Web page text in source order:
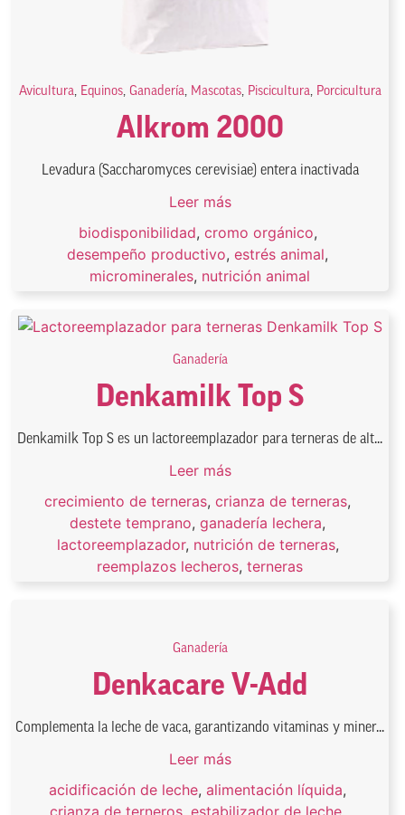
Avicultura, Equinos, Ganadería, Mascotas, Piscicultura, Porcicultura
Alkrom 2000
Levadura (Saccharomyces cerevisiae) entera inactivada
Leer más
biodisponibilidad, cromo orgánico,
desempeño productivo, estrés animal,
microminerales, nutrición animal
Ganadería
Denkamilk Top S
Denkamilk Top S es un lactoreemplazador para terneras de alt...
Leer más
crecimiento de terneras, crianza de terneras,
destete temprano, ganadería lechera,
lactoreemplazador, nutrición de terneras,
reemplazos lecheros, terneras
Ganadería
Denkacare V-Add
Complementa la leche de vaca, garantizando vitaminas y miner...
Leer más
acidificación de leche, alimentación líquida,
crianza de terneros, estabilizador de leche,